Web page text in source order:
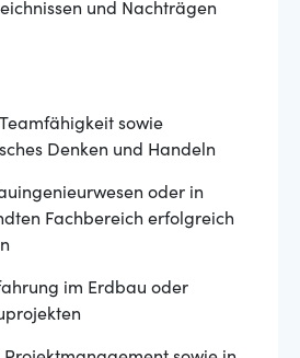
und Nachträgen
sowie
Denken und Handeln
oder in
Fachbereich erfolgreich
im Erdbau oder